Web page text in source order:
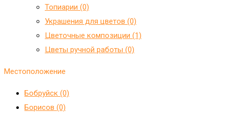
Топиарии (0)
Украшения для цветов (0)
Цветочные композиции (1)
Цветы ручной работы (0)
Местоположение
Бобруйск (0)
Борисов (0)